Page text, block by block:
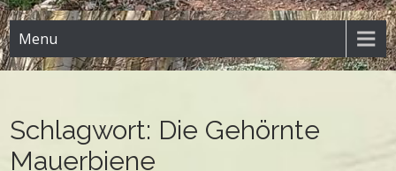
Menu
Schlagwort: Die Gehörnte
Mauerbiene